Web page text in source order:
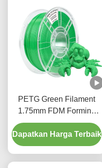
PETG Green Filament
1.75mm FDM Forming
Technology 3D
Pencetakan Filamen
Dapatkan Harga Terbaik